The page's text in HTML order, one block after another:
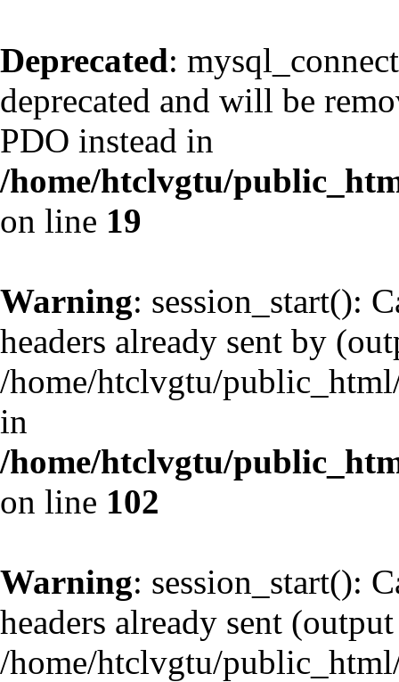
Deprecated:
deprecated and will be
PDO instead in
/home/htclvgtu/
on line 19
Warning: session_start():
headers already sent by
/home/htclvgtu/
in
/home/htclvgtu/
on line 102
Warning: session_start():
headers already sent
/home/htclvgtu/